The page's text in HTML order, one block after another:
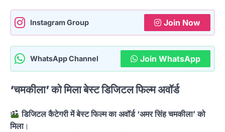
Instagram Group Join Now
WhatsApp Channel Join WhatsApp
‘चमकीला’ को मिला बेस्ट डिजिटल फिल्म अवॉर्ड
डिजिटल कैटेगरी में बेस्ट फिल्म का अवॉर्ड ‘अमर सिंह चमकीला’ को
मिला।